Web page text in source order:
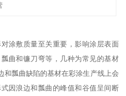
涂敷质量至关重要，影响涂层表面
曲和镰刀弯等，几种为常见的基材
和瓢曲缺陷的基材在彩涂生产线上会
因浪边和瓢曲的峰值和谷值呈间断